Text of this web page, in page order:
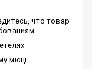
что товар
місці